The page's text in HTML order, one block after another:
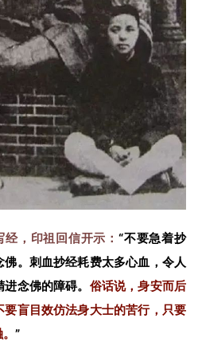
经，印祖回信开示：“不要急着抄
。刺血抄经耗费太多心血，令人
念佛的障碍。 俗话说，身安而后
盲目效仿法身大士的苦行，只要
”